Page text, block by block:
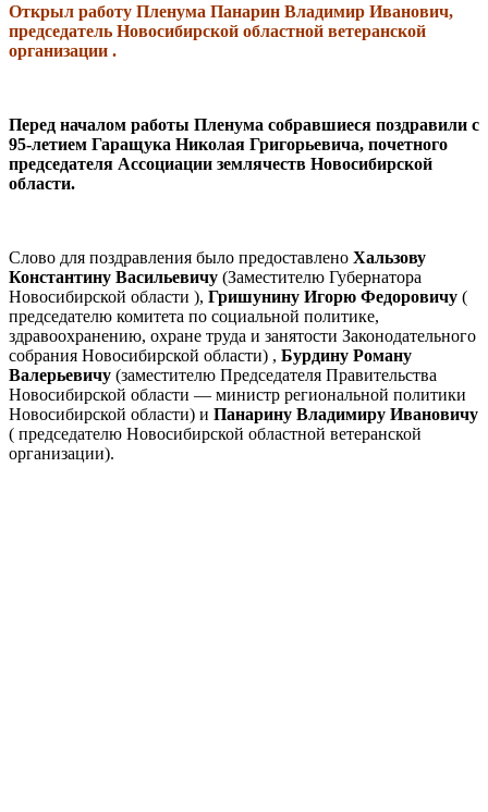
Открыл работу Пленума Панарин Владимир Иванович,
председатель Новосибирской областной ветеранской
организации .
Перед началом работы Пленума собравшиеся поздравили с
95-летием Гаращука Николая Григорьевича, почетного
председателя Ассоциации землячеств Новосибирской
области.
Слово для поздравления было предоставлено Хальзову
Константину Васильевичу (Заместителю Губернатора
Новосибирской области ), Гришунину Игорю Федоровичу (
председателю комитета по социальной политике,
здравоохранению, охране труда и занятости Законодательного
собрания Новосибирской области) , Бурдину Роману
Валерьевичу (заместителю Председателя Правительства
Новосибирской области — министр региональной политики
Новосибирской области) и Панарину Владимиру Ивановичу
( председателю Новосибирской областной ветеранской
организации).